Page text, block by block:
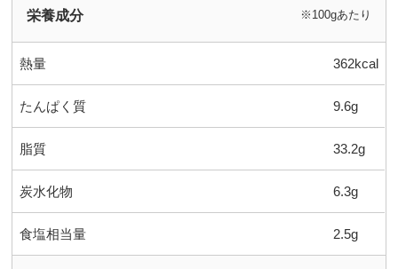
栄養成分 ※100gあたり
熱量 362kcal
たんぱく質 9.6g
脂質 33.2g
炭水化物 6.3g
食塩相当量 2.5g